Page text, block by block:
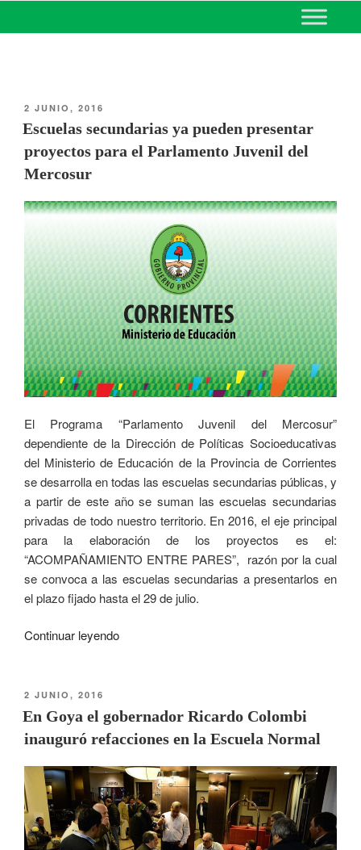
MINISTERIO DE EDUCACIÓN
DE CORRIENTES
2 JUNIO, 2016
Escuelas secundarias ya pueden presentar
proyectos para el Parlamento Juvenil del
Mercosur
El Programa “Parlamento Juvenil del Mercosur”
dependiente de la Dirección de Políticas Socioeducativas
del Ministerio de Educación de la Provincia de Corrientes
se desarrolla en todas las escuelas secundarias públicas, y
a partir de este año se suman las escuelas secundarias
privadas de todo nuestro territorio. En 2016, el eje principal
para la elaboración de los proyectos es el:
“ACOMPAÑAMIENTO ENTRE PARES”, razón por la cual
se convoca a las escuelas secundarias a presentarlos en
el plazo fijado hasta el 29 de julio.
Continuar leyendo
2 JUNIO, 2016
En Goya el gobernador Ricardo Colombi
inauguró refacciones en la Escuela Normal